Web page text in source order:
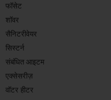
फॉसेट
शॉवर
सैनिटरीवेयर
सिस्टर्न
संबंधित आइटम
एक्सेसरीज़
वॉटर हीटर